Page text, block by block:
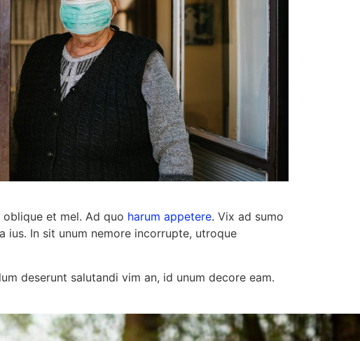
et mel. Ad quo harum appetere. Vix ad sumo
ius. In sit unum nemore incorrupte, utroque
deserunt salutandi vim an, id unum decore eam.